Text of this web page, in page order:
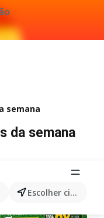
Escolher cidade
semana
da semana